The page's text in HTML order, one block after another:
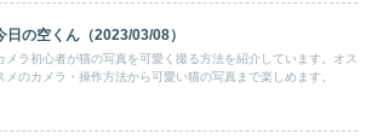
日の空くん（2023/03/08）
メラ初心者が猫の写真を可愛く撮る方法を紹介しています。オス
メのカメラ・操作方法から可愛い猫の写真まで楽しめます。